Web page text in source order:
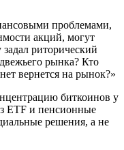
проблемами,
акций, могут
риторический
рынка? Кто
вернется на рынок?»
биткоинов у
ETF и пенсионные
решения, а не